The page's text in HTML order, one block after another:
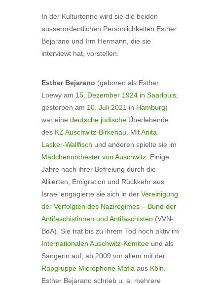
In der Kulturtenne wird sie die beiden
ausserordentlichen Persönlichkeiten Esther
Bejarano und Irm Hermann, die sie
interviewt hat, vorstellen.
Esther Bejarano (geboren als Esther
Loewy am 15. Dezember 1924 in Saarlouis;
gestorben am 10. Juli 2021 in Hamburg)
war eine deutsche jüdische Überlebende
des KZ Auschwitz-Birkenau . MitAnita
Lasker-Wallfisch und anderen spielte sie im
Mädchenorchester von Auschwitz . Einige
Jahre nach ihrer Befreiung durch die
Alliierten, Emigration und Rückkehr aus
Israel engagierte sie sich in der Vereinigung
der Verfolgten des Naziregimes – Bund der
Antifaschistinnen und Antifaschisten (VVN-
BdA). Sie trat bis zu ihrem Tod noch aktiv im
Internationalen Auschwitz-Komitee und als
Sängerin auf, ab 2009 vor allem mit der
Rapgruppe Microphone Mafia aus Köln
Esther Bejarano schrieb u. a. mehrere